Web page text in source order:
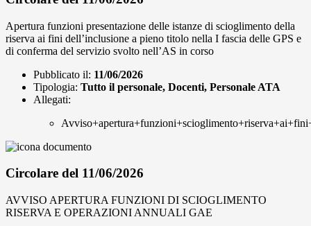
Apertura funzioni presentazione delle istanze di scioglimento della
riserva ai fini dell’inclusione a pieno titolo nella I fascia delle GPS e
di conferma del servizio svolto nell’AS in corso
Pubblicato il: 11/06/2026
Tipologia: Tutto il personale, Docenti, Personale ATA
Allegati:
Circolare del 11/06/2026
AVVISO APERTURA FUNZIONI DI SCIOGLIMENTO
RISERVA E OPERAZIONI ANNUALI GAE